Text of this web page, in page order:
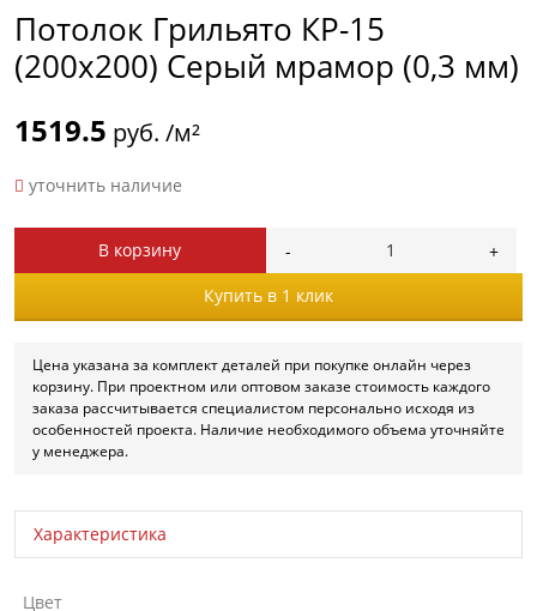
Потолок Грильято КР-15
(200х200) Серый мрамор (0,3 мм)
1519.5 руб. /м²
уточнить наличие
В корзину
Купить в 1 клик
Цена указана за комплект деталей при покупке онлайн через
корзину. При проектном или оптовом заказе стоимость каждого
заказа рассчитывается специалистом персонально исходя из
особенностей проекта. Наличие необходимого объема уточняйте
у менеджера.
Характеристика
Цвет